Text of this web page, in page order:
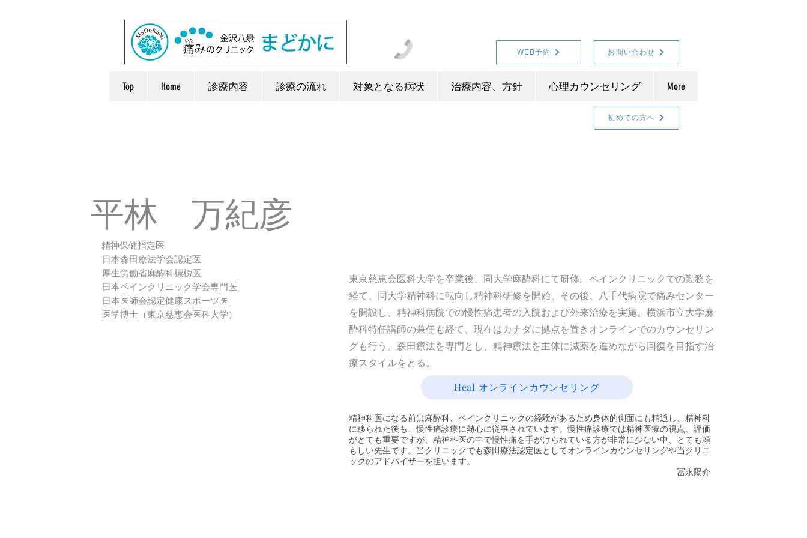
WEB予約 お問い合わせ
Top Home 診療内容 診療の流れ 対象となる病状 治療内容、方針 心理カウンセリング More
初めての方へ
平林 万紀彦
精神保健指定医
日本森田療法学会認定医
厚生労働省麻酔科標榜医
日本ペインクリニック学会専門医
日本医師会認定健康スポーツ医
医学博士（東京慈恵会医科大学）
東京慈恵会医科大学を卒業後、同大学麻酔科にて研修。ペインクリニックでの勤務を
経て、同大学精神科に転向し精神科研修を開始。その後、八千代病院で痛みセンター
を開設し、精神科病院での慢性痛患者の入院および外来治療を実施。横浜市立大学麻
酔科特任講師の兼任も経て、現在はカナダに拠点を置きオンラインでのカウンセリン
グも行う。森田療法を専門とし、精神療法を主体に減薬を進めながら回復を目指す治
療スタイルをとる。
Heal オンラインカウンセリング
精神科医になる前は麻酔科、ペインクリニックの経験があるため身体的側面にも精通し、精神科
に移られた後も、慢性痛診療に熱心に従事されています。慢性痛診療では精神医療の視点、評価
がとても重要ですが、精神科医の中で慢性痛を手がけられている方が非常に少ない中、とても頼
もしい先生です。当クリニックでも森田療法認定医としてオンラインカウンセリングや当クリニ
ックのアドバイザーを担います。
​冨永陽介